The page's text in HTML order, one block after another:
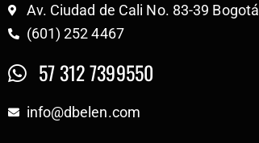
Av. Ciudad de Cali No. 83-39 Bogotá
(601) 252 4467
57 312 7399550
info@dbelen.com